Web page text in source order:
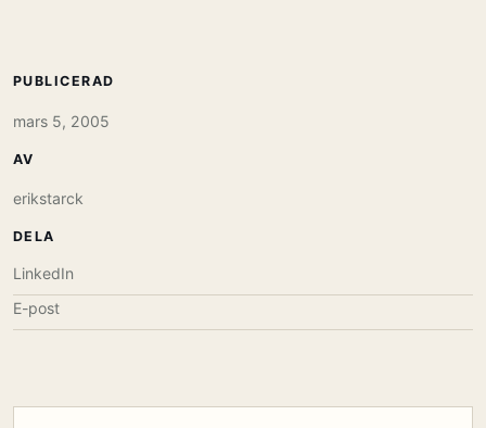
PUBLICERAD
mars 5, 2005
AV
erikstarck
DELA
LinkedIn
E-post